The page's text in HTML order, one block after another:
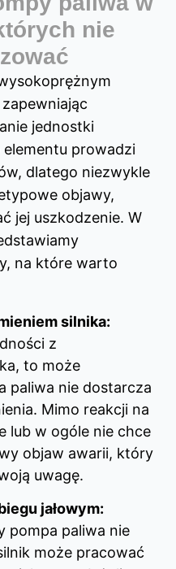
nie
jednostki
prowadzi
dlatego niezwykle
objawy,
jej uszkodzenie. W
na które warto
silnika:
z
to może
paliwa nie dostarcza
Mimo reakcji na
lub w ogóle nie chce
objaw awarii, który
uwagę.
jałowym:
pompa paliwa nie
może pracować